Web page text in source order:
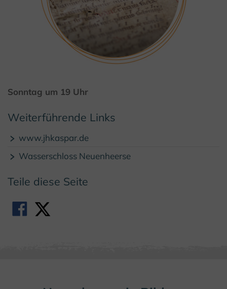
© F. Grawe, Kulturland Kreis Höxter
Sonntag um 19 Uhr
Weiterführende Links
www.jhkaspar.de
Wasserschloss Neuenheerse
Teile diese Seite